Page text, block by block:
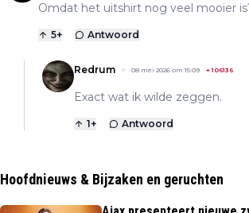
Omdat het uitshirt nog veel mooier
5+ Antwoord
Redrum 08 mei 2026 om 15:09 +106136
Exact wat ik wilde zeggen.
1+ Antwoord
Hoofdnieuws & Bijzaken en geruchten